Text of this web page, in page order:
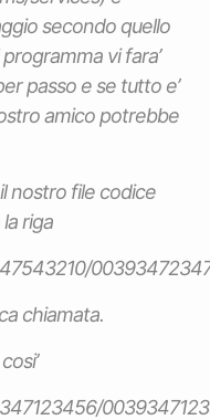
secondo quello
programma vi fara’
passo e se tutto e’
amico potrebbe
nostro file codice
riga
chiamata.